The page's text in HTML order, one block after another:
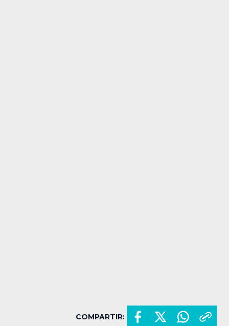
COMPARTIR: